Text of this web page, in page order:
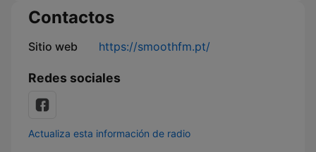
Contactos
Sitio web https://smoothfm.pt/
Redes sociales
Actualiza esta información de radio